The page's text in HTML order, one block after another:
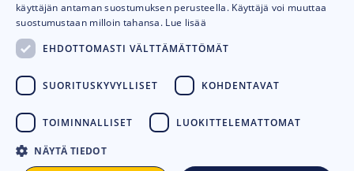
käyttäjän antaman suostumuksen perusteella. Käyttäjä voi muuttaa
suostumustaan milloin tahansa. Lue lisää
EHDOTTOMASTI VÄLTTÄMÄTTÖMÄT
SUORITUSKYVYLLISET KOHDENTAVAT
TOIMINNALLISET LUOKITTELEMATTOMAT
NÄYTÄ TIEDOT